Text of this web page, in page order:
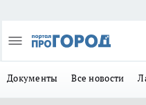
Документы Все новости